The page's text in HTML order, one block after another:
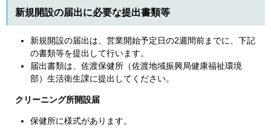
新規開設の届出に必要な提出書類等
新規開設の届出は、営業開始予定日の2週間前までに、下記
の書類等を提出して行います。
届出書類は、佐渡保健所（佐渡地域振興局健康福祉環境
部）生活衛生課に提出してください。
クリーニング所開設届
保健所に様式があります。